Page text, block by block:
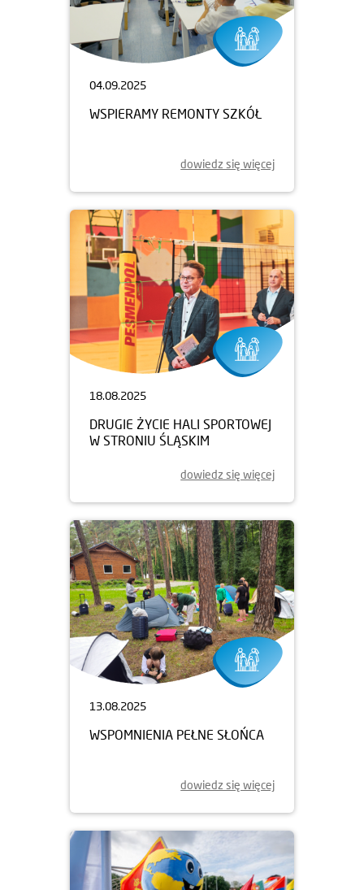
04.09.2025
WSPIERAMY REMONTY SZKÓŁ
dowiedz się więcej
18.08.2025
DRUGIE ŻYCIE HALI SPORTOWEJ
W STRONIU ŚLĄSKIM
dowiedz się więcej
13.08.2025
WSPOMNIENIA PEŁNE SŁOŃCA
dowiedz się więcej